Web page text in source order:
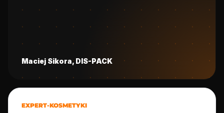
Maciej Sikora, DIS-PACK
EXPERT-KOSMETYKI